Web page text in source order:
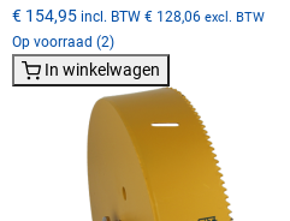
€ 154,95 incl. BTW € 128,06 excl. BTW
Op voorraad (2)
In winkelwagen